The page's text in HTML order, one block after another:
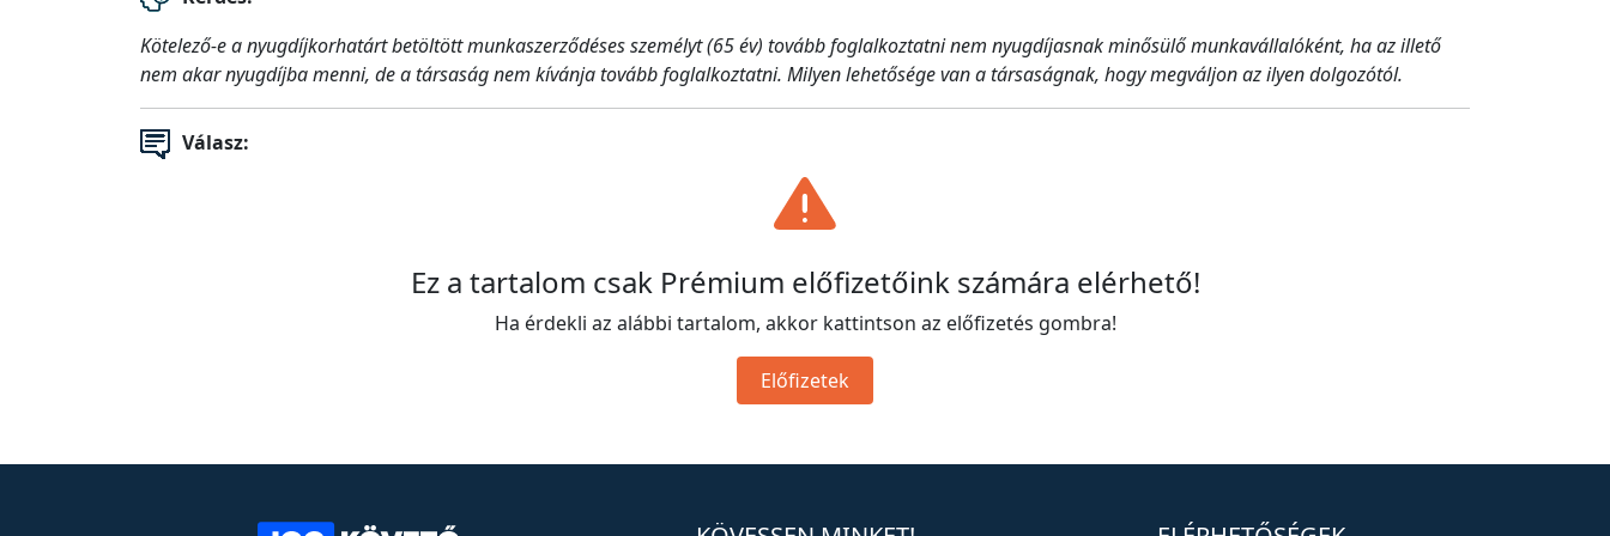
Kötelező-e a nyugdíjkorhatárt betöltött munkaszerződéses személyt (65 év) tovább foglalkoztatni nem nyugdíjasnak minősülő munkavállalóként, ha az illető
nem akar nyugdíjba menni, de a társaság nem kívánja tovább foglalkoztatni. Milyen lehetősége van a társaságnak, hogy megváljon az ilyen dolgozótól.
Válasz:
Ez a tartalom csak Prémium előfizetőink számára elérhető!
Ha érdekli az alábbi tartalom, akkor kattintson az előfizetés gombra!
Előfizetek